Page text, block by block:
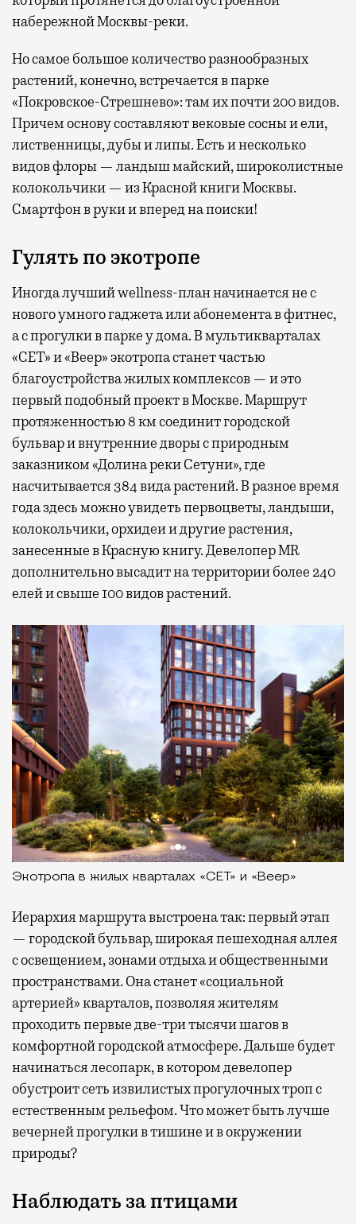
набережной Москвы-реки.
Но самое большое количество разнообразных
растений, конечно, встречается в парке
«Покровское-Стрешнево»: там ихпочти 200 видов.
Причем основу составляют вековые сосны и ели,
лиственницы, дубы и липы. Есть и несколько
видов флоры — ландыш майский, широколистные
колокольчики — из Красной книги Москвы.
Смартфон в руки и вперед на поиски!
Гулять по экотропе
Иногда лучший wellness-план начинается не с
нового умного гаджета или абонемента в фитнес,
а с прогулки в парке у дома. В мультикварталах
«СЕТ» и «Веер» экотропа станет частью
благоустройства жилых комплексов — и это
первый подобный проект в Москве. Маршрут
протяженностью 8 км соединит городской
бульвар и внутренние дворы с природным
заказником «Долина реки Сетуни», где
насчитывается 384 вида растений. В разное время
года здесь можно увидеть первоцветы, ландыши,
колокольчики, орхидеи и другие растения,
занесенные в Красную книгу. Девелопер MR
дополнительно высадит на территории более 240
елей и свыше 100 видов растений.
Экотропа в жилых кварталах «СЕТ» и «Веер»
Иерархия маршрута выстроена так: первый этап
— городской бульвар, широкая пешеходная аллея
с освещением, зонами отдыха и общественными
пространствами. Она станет «социальной
артерией» кварталов, позволяя жителям
проходить первые две-три тысячи шагов в
комфортной городской атмосфере. Дальше будет
начинаться лесопарк, в котором девелопер
обустроит сеть извилистых прогулочных троп с
естественным рельефом. Что может быть лучше
вечерней прогулки в тишине и в окружении
природы?
Наблюдать за птицами